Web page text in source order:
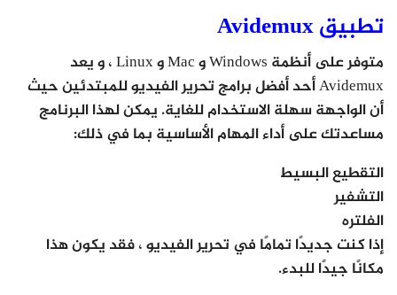
تطبيق Avidemux
متوفر على أنظمة Windows و Mac و Linux ، و يعد
Avidemux أحد أفضل برامج تحرير الفيديو للمبتدئين حيث
أن الواجهة سهلة الاستخدام للغاية. يمكن لهذا البرنامج
مساعدتك على أداء المهام الأساسية بما في ذلك:
التقطيع البسيط
التشفير
الفلتره
إذا كنت جديدًا تمامًا في تحرير الفيديو ، فقد يكون هذا
مكانًا جيدًا للبدء.